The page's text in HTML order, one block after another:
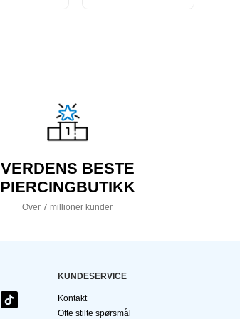
VERDENS BESTE
PIERCINGBUTIKK
Over 7 millioner kunder
KUNDESERVICE
Kontakt
Ofte stilte spørsmål